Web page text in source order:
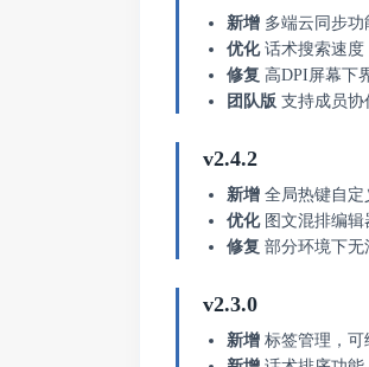
新增 多端云同步功
优化话术搜索速度
修复 高DPI屏幕下
团队版 支持成员协
v2.4.2
新增 全局热键自定
优化图文混排编辑
修复 部分环境下无
v2.3.0
新增 标签管理，可